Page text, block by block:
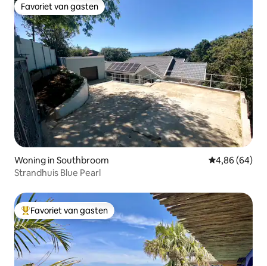
Favoriet van gasten
Favoriet van gasten
Woning in Southbroom Gemiddelde
4,86 (64)
Strandhuis Blue Pearl
Topfavoriet van gasten
Favoriet van gasten